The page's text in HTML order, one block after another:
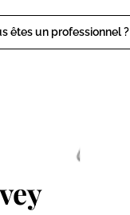
êtes un professionnel ?